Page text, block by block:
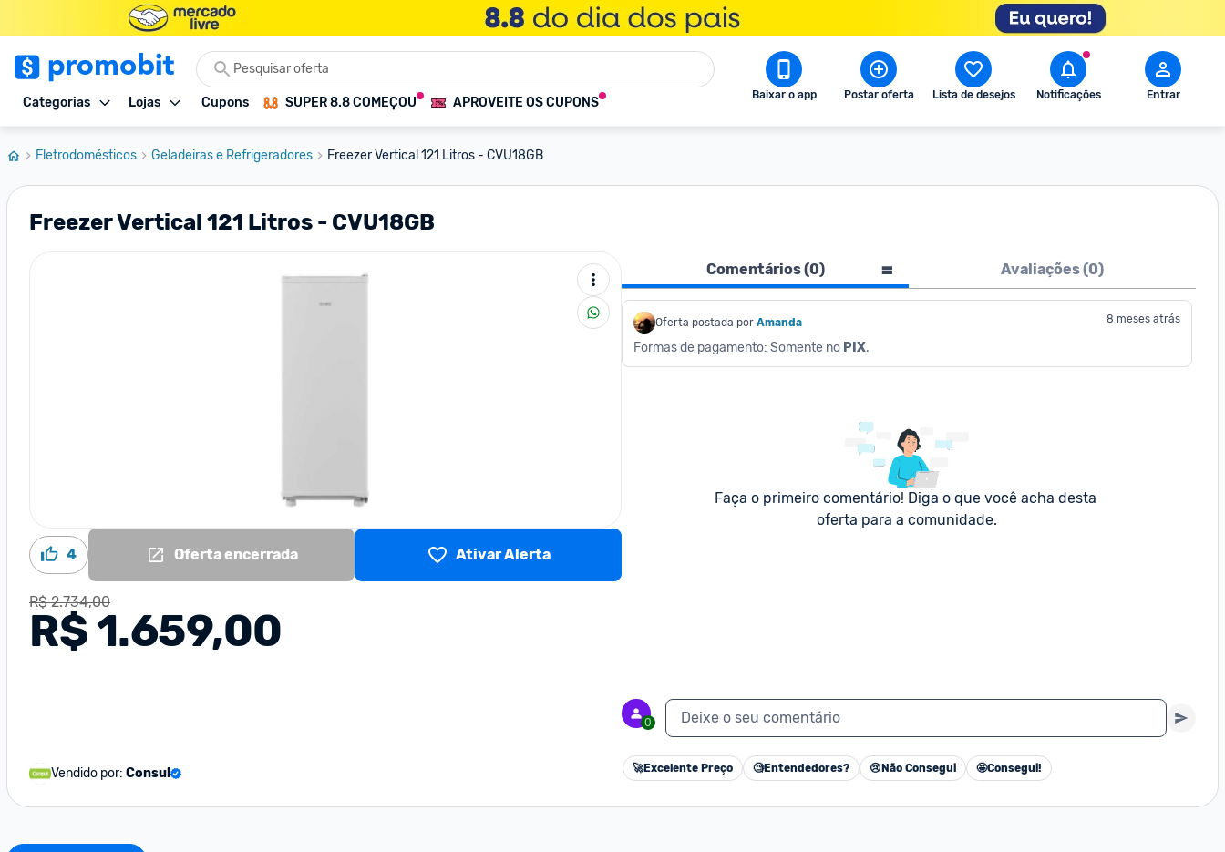
Categorias Lojas Cupons SUPER 8.8 COMEÇOU APROVEITE OS CUPONS Baixar o app Postar oferta Lista de desejos Notificações Entrar
Eletrodomésticos Geladeiras e Refrigeradores Freezer Vertical 121 Litros - CVU18GB
Freezer Vertical 121 Litros - CVU18GB
4 Oferta encerrada Ativar Alerta
R$ 2.734,00
R$ 1.659,00
Vendido por: Consul
Comentários (0) Avaliações (0)
Oferta postada por Amanda 8 meses atrás
Formas de pagamento: Somente no PIX.
Faça o primeiro comentário! Diga o que você acha desta
oferta para a comunidade.
0 Deixe o seu comentário
🚀Excelente Preço 🧐Entendedores? 😢 Não Consegui 🤩Consegui!